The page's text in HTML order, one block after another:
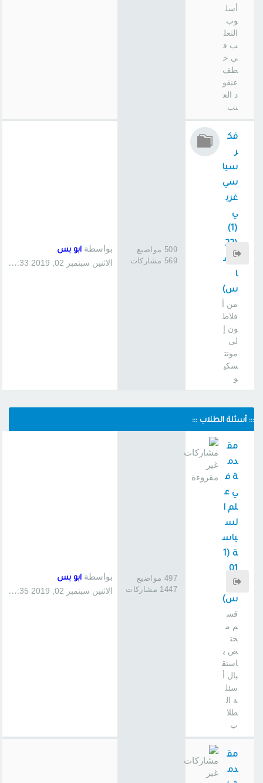
أسل
وب
الثعل
ب ف
ي خ
طف
عنقو
د الع
نب
فك
ر
سيا
سي
غرب
ي
(1)
(22
5س
ا
س)
من أ
فلاط
ون إ
لى
مونت
سكي
و
509 مواضيع
569 مشاركات
بواسطة ابو يس
الاثنين سبتمبر 02, 2019 1:33 pm
::: أسئلة الطلاب :::
مق
دم
ة ف
ي ع
لم ا
لس
ياس
ة (1
01
سا
س)
قس
م م
خت
ص ب
استق
بال أ
سئل
ة ال
طلا
ب
497 مواضيع
1447 مشاركات
بواسطة ابو يس
الاثنين سبتمبر 02, 2019 1:35 pm
مق
دم